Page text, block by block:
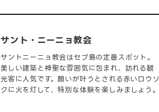
サント・ニーニョ教会
サントニーニョ教会はセブ島の定番スポット。
美しい建築と神聖な雰囲気に包まれ、訪れる観
光客に人気です。願いが叶うとされる赤いロウソ
クに火を灯して、特別な体験を楽しみましょう。